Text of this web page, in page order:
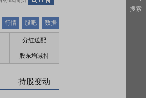
行情 股吧 数据
分红送配
股东增减持
持股变动
搜索